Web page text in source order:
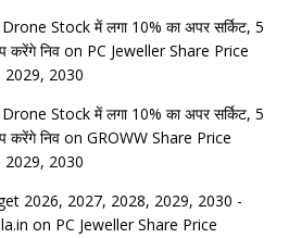
Stock में लगा 10% का अपर सर्किट, 5
करेंगे निव on PC Jeweller Share Price
2030
Stock में लगा 10% का अपर सर्किट, 5
करेंगे निव on GROWW Share Price
2030
2026, 2027, 2028, 2029, 2030 -
on PC Jeweller Share Price